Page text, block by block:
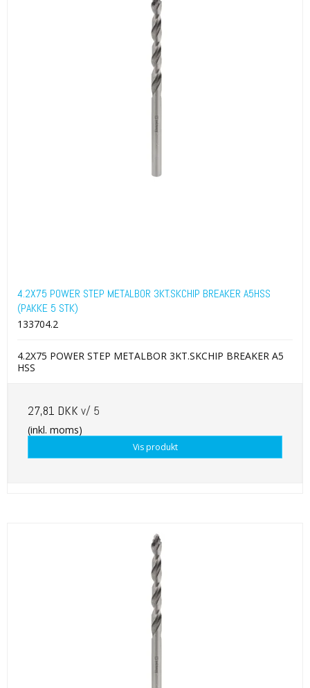
4.2X75 POWER STEP METALBOR 3KT.SKCHIP BREAKER A5HSS
(PAKKE 5 STK)
133704.2
4.2X75 POWER STEP METALBOR 3KT.SKCHIP BREAKER A5
HSS
27,81 DKK v/ 5
(inkl. moms)
Vis produkt